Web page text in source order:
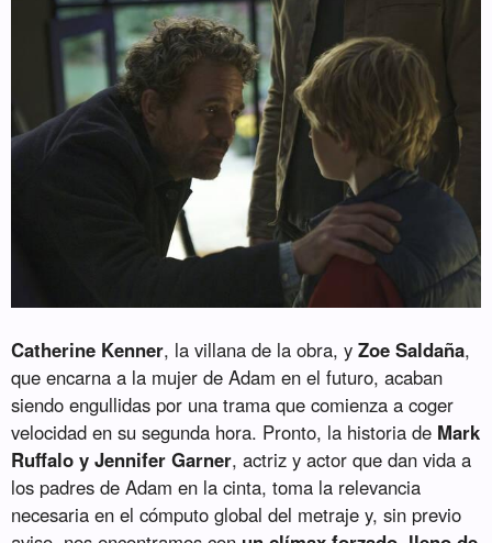
Catherine Kenner, la villana de la obra, yZoe Saldaña,
que encarna a la mujer de Adam en el futuro, acaban
siendo engullidas por una trama que comienza a coger
velocidad en su segunda hora. Pronto, la historia de Mark
Ruffalo y Jennifer Garner, actriz y actor que dan vida a
los padres de Adam en la cinta, toma la relevancia
necesaria en el cómputo global del metraje y, sin previo